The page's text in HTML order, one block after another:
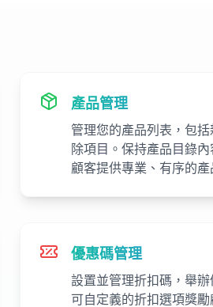
產品管理
管理您的產品列表，包
除項目。保持產品目錄
顧客提供專業、有序的產
優惠碼管理
設置並管理折扣碼，舉
可自定義的折扣選項獎